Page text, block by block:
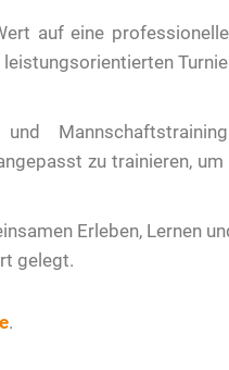
auf eine
zu trainieren,
Erleben, Lernen
gelegt.
.